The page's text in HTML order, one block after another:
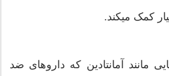
کمک میکند.
مانند آمانتادین که داروهای ضد